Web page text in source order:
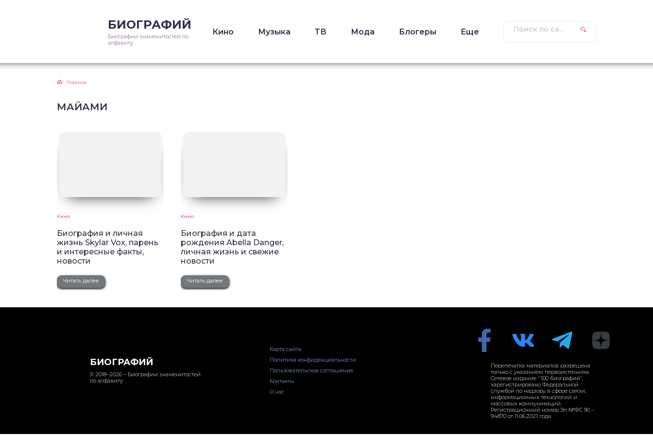
БИОГРАФИЙ
Биографии знаменитостей по
алфавиту
Кино Музыка ТВ Мода Блогеры Еще
Главная
МАЙАМИ
Кино
Биография и личная
жизнь Skylar Vox, парень
и интересные факты,
новости
Читать далее
Кино
Биография и дата
рождения Abella Danger,
личная жизнь и свежие
новости
Читать далее
БИОГРАФИЙ
© 2018–2026 – Биографии знаменитостей
по алфавиту
Карта сайта
Политика конфиденциальности
Пользовательское соглашение
Контакты
О нас
Перепечатка материалов разрешена
только с указанием первоисточника
Сетевое издание "100 биографий",
зарегистрировано Федеральной
службой по надзору в сфере связи,
информационных технологий и
массовых коммуникаций.
Регистрационный номер Эл №ФС 90 –
94870 от 11.06.2021 года.